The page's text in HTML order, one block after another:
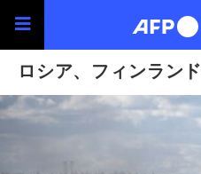
ロシア、フィンラン